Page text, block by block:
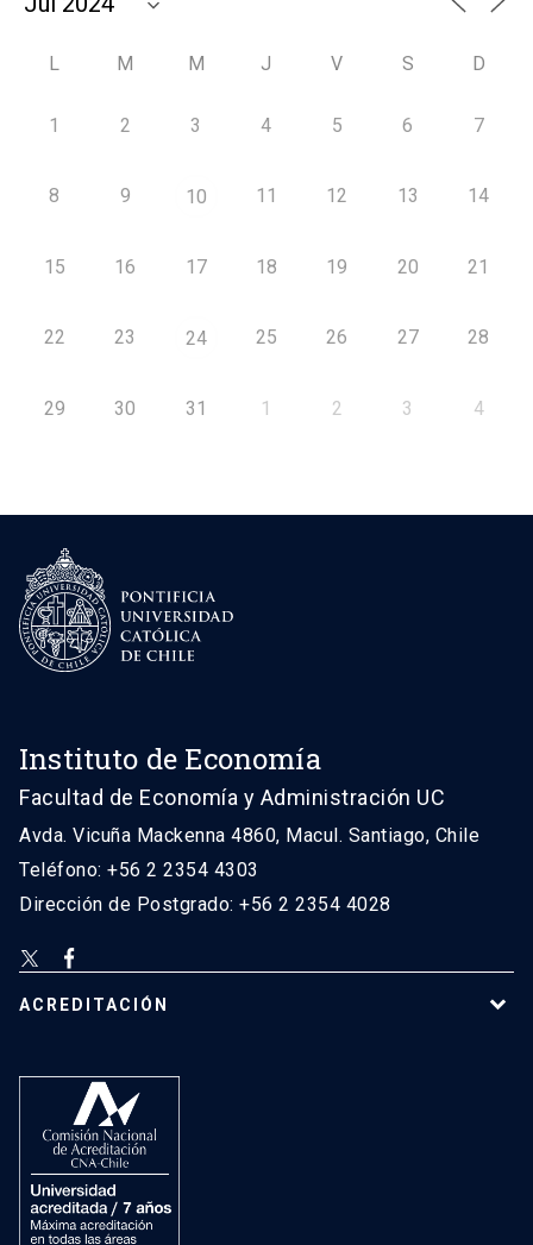
L M M J V S D
1 2 3 4 5 6 7
8 9 10 11 12 13 14
15 16 17 18 19 20 21
22 23 24 25 26 27 28
29 30 31 1 2 3 4
Instituto de Economía
Facultad de Economía y Administración UC
Avda. Vicuña Mackenna 4860, Macul. Santiago, Chile
Teléfono: +56 2 2354 4303
Dirección de Postgrado: +56 2 2354 4028
ACREDITACIÓN